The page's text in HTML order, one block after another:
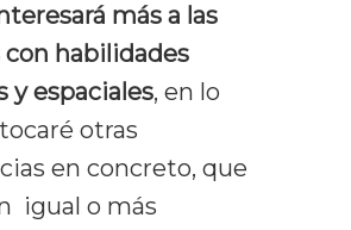
más a las
con habilidades
y espaciales, en lo
otras
en concreto, que
igual o más